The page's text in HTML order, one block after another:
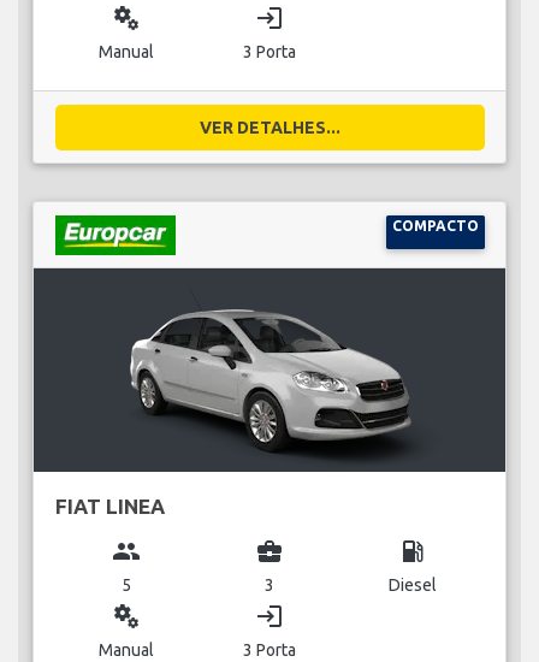
miscellaneous_services
Manual
login
3 Porta
VER DETALHES...
COMPACTO
FIAT LINEA
group
5
business_center
3
local_gas_station
Diesel
miscellaneous_services
Manual
login
3 Porta